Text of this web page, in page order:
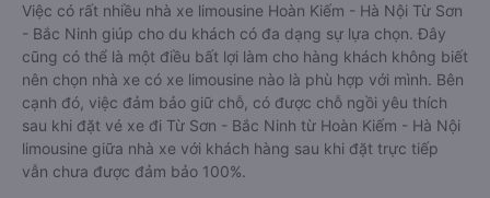
Việc có rất nhiều nhà xe limousine Hoàn Kiếm - Hà Nội Từ Sơn
- Bắc Ninh giúp cho du khách có đa dạng sự lựa chọn. Đây
cũng có thể là một điều bất lợi làm cho hàng khách không biết
nên chọn nhà xe có xe limousine nào là phù hợp với mình. Bên
cạnh đó, việc đảm bảo giữ chỗ, có được chỗ ngồi yêu thích
sau khi đặt vé xe đi Từ Sơn - Bắc Ninh từ Hoàn Kiếm - Hà Nội
limousine giữa nhà xe với khách hàng sau khi đặt trực tiếp
vẫn chưa được đảm bảo 100%.